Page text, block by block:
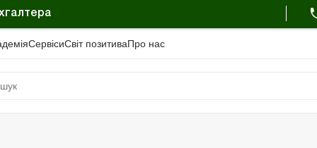
СервісиСвiт позитиваПро нас